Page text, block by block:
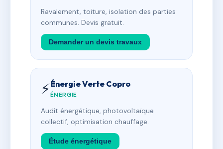
Ravalement, toiture, isolation des parties
communes. Devis gratuit.
Demander un devis travaux
⚡Énergie Verte Copro
ÉNERGIE
Audit énergétique, photovoltaïque
collectif, optimisation chauffage.
Étude énergétique